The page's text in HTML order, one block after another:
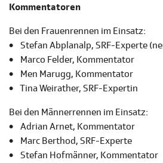
Kommentatoren
Bei den Frauenrennen im Einsatz:
• Stefan Abplanalp, SRF-Experte
• Marco Felder, Kommentator
• Men Marugg, Kommentator
• Tina Weirather, SRF-Expertin
Bei den Männerrennen im Einsatz:
• Adrian Arnet, Kommentator
• Marc Berthod, SRF-Experte
• Stefan Hofmänner, Kommentator